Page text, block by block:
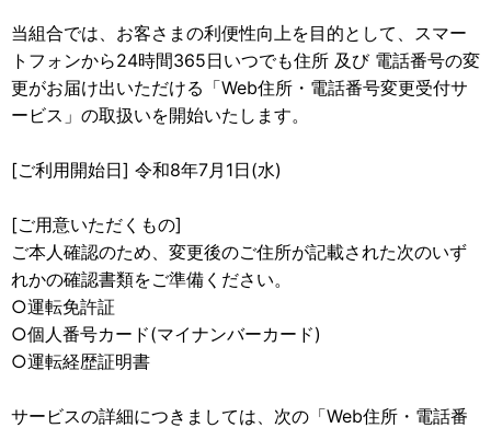
当組合では、お客さまの利便性向上を目的として、スマー
トフォンから24時間365日いつでも住所 及び 電話番号の変
更がお届け出いただける「Web住所・電話番号変更受付サ
ービス」の取扱いを開始いたします。
[ご利用開始日] 令和8年7月1日(水)
[ご用意いただくもの]
ご本人確認のため、変更後のご住所が記載された次のいず
れかの確認書類をご準備ください。
○運転免許証
○個人番号カード(マイナンバーカード)
○運転経歴証明書
サービスの詳細につきましては、次の「Web住所・電話番